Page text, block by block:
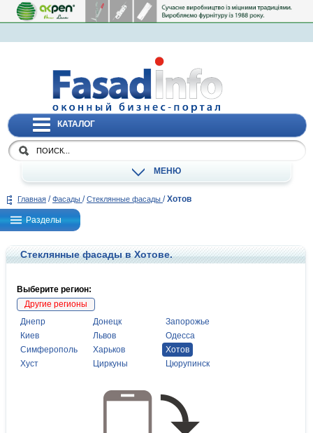
КАТАЛОГ
МЕНЮ
Главная / Фасады / Стеклянные фасады / Хотов
Разделы
Стеклянные фасады в Хотове.
Выберите регион:
Другие регионы
Днепр
Донецк
Запорожье
Киев
Львов
Одесса
Симферополь
Харьков
Хотов
Хуст
Циркуны Цюрупинск